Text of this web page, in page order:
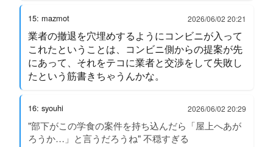
15: mazmot 2026/06/02 20:21
業者の撤退を穴埋めするようにコンビニが入って
これたということは、コンビニ側からの提案が先
にあって、それをテコに業者と交渉をして失敗し
たという筋書きちゃうんかな。
16: syouhi 2026/06/02 20:29
"部下がこの学食の案件を持ち込んだら「屋上へあが
ろうか…」と言うだろうね" 不穏すぎる